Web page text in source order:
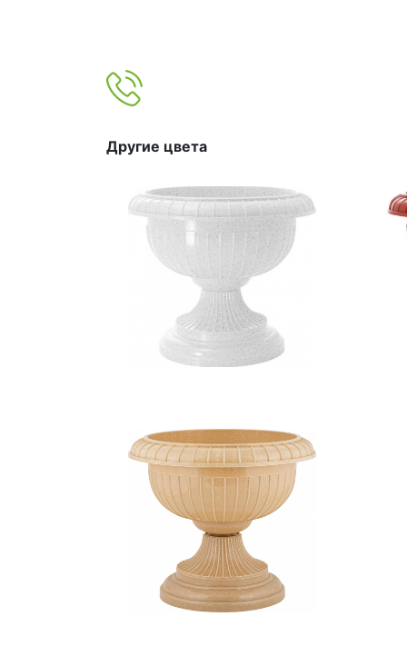
Другие цвета